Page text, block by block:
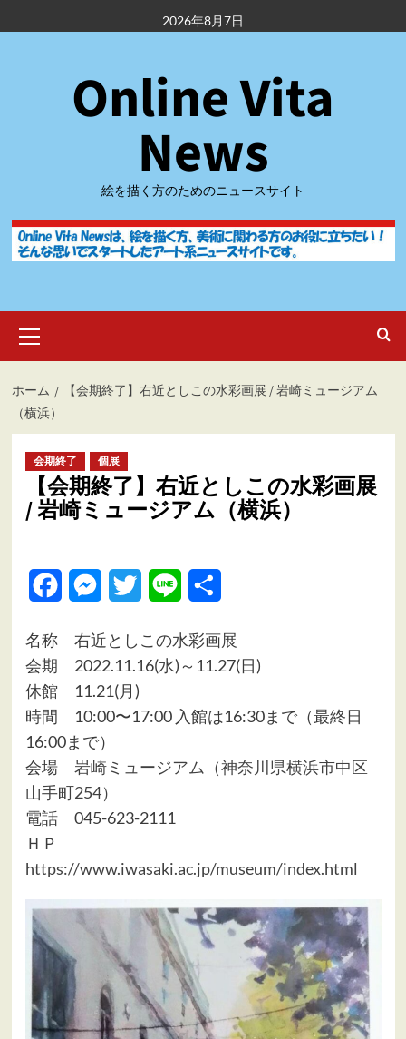
容
2026年8月7日
Online Vita
News
絵を描く方のためのニュースサイト
イ
ン
ニ
ュ
ー
ホーム
【会期終了】右近としこの水彩画展 / 岩崎ミュージアム
（横浜）
会期終了 個展
【会期終了】右近としこの水彩画展
/ 岩崎ミュージアム（横浜）
FacebookMessenger
Twitter Line
名称 右近としこの水彩画展
会期 2022.11.16(水)～11.27(日)
休館 11.21(月)
時間 10:00〜17:00 入館は16:30まで（最終日
16:00まで）
会場 岩崎ミュージアム（神奈川県横浜市中区
山手町254）
電話 045-623-2111
ＨＰ
https://www.iwasaki.ac.jp/museum/index.html